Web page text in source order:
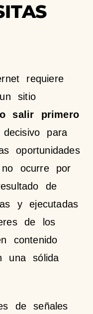
requiere
sitio
salir primero
para
oportunidades
ocurre por
de
y ejecutadas
de los
contenido
una sólida
de señales